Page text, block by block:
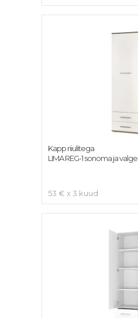
53 € x 3 kuud
Kapp riiulitega
LIMA REG-1 sonoma ja valge